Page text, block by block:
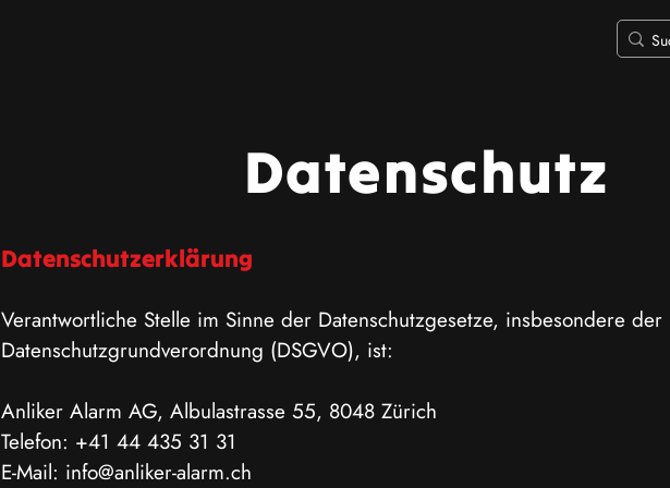
Datenschutz
Datenschutzerklärung
Verantwortliche Stelle im Sinne der Datenschutzgesetze, insbesondere der
Datenschutzgrundverordnung (DSGVO), ist:
Anliker Alarm AG, Albulastrasse 55, 8048 Zürich
Telefon: +41 44 435 31 31
E-Mail: info@anliker-alarm.ch